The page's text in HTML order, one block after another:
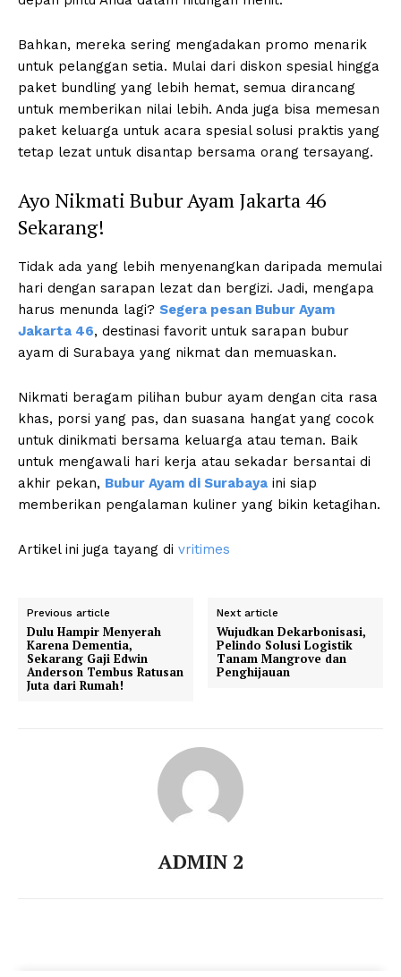
Bahkan, mereka sering mengadakan promo menarik
untuk pelanggan setia. Mulai dari diskon spesial hingga
paket bundling yang lebih hemat, semua dirancang
untuk memberikan nilai lebih. Anda juga bisa memesan
paket keluarga untuk acara spesial solusi praktis yang
tetap lezat untuk disantap bersama orang tersayang.
Ayo Nikmati Bubur Ayam Jakarta 46
Sekarang!
Tidak ada yang lebih menyenangkan daripada memulai
hari dengan sarapan lezat dan bergizi. Jadi, mengapa
harus menunda lagi? Segera pesan Bubur Ayam
Jakarta 46, destinasi favorit untuk sarapan bubur
ayam di Surabaya yang nikmat dan memuaskan.
Nikmati beragam pilihan bubur ayam dengan cita rasa
khas, porsi yang pas, dan suasana hangat yang cocok
untuk dinikmati bersama keluarga atau teman. Baik
untuk mengawali hari kerja atau sekadar bersantai di
akhir pekan, Bubur Ayam di Surabaya ini siap
memberikan pengalaman kuliner yang bikin ketagihan.
Artikel ini juga tayang di vritimes
Previous article
Dulu Hampir Menyerah
Karena Dementia,
Sekarang Gaji Edwin
Anderson Tembus Ratusan
Juta dari Rumah!
Next article
Wujudkan Dekarbonisasi,
Pelindo Solusi Logistik
Tanam Mangrove dan
Penghijauan
ADMIN 2